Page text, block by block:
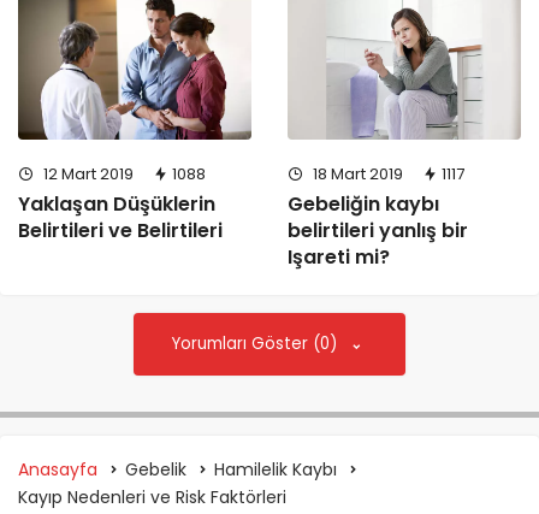
12 Mart 2019 1088
Yaklaşan Düşüklerin
Belirtileri ve Belirtileri
18 Mart 2019 1117
Gebeliğin kaybı
belirtileri yanlış bir
Işareti mi?
Yorumları Göster (0)
Anasayfa Gebelik
Hamilelik Kaybı
Kayıp Nedenleri ve Risk Faktörleri